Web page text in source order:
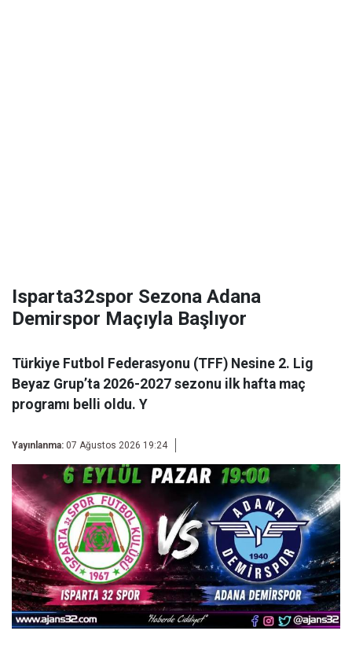
Isparta32spor Sezona Adana
Demirspor Maçıyla Başlıyor
Türkiye Futbol Federasyonu (TFF) Nesine 2. Lig
Beyaz Grup’ta 2026-2027 sezonu ilk hafta maç
programı belli oldu. Y
Yayınlanma: 07 Ağustos 2026 19:24